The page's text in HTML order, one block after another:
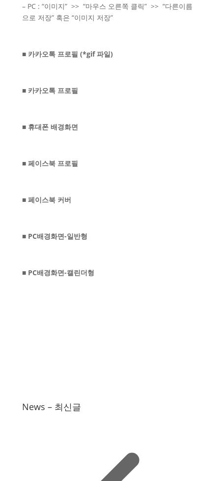
– PC : “이미지” >> “마우스 오른쪽 클릭” >> “다른이름
으로 저장” 혹은 “이미지 저장”
■ 카카오톡 프로필 (*gif 파일)
■ 카카오톡 프로필
■ 휴대폰 배경화면
■ 페이스북 프로필
■ 페이스북 커버
■ PC배경화면-일반형
■ PC배경화면-캘린더형
News – 최신글